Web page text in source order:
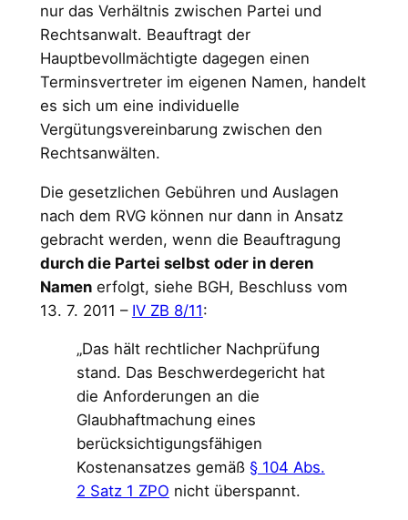
nur das Verhältnis zwischen Partei und
Rechtsanwalt. Beauftragt der
Hauptbevollmächtigte dagegen einen
Terminsvertreter im eigenen Namen, handelt
es sich um eine individuelle
Vergütungsvereinbarung zwischen den
Rechtsanwälten.
Die gesetzlichen Gebühren und Auslagen
nach dem RVG können nur dann in Ansatz
gebracht werden, wenn die Beauftragung
durch die Partei selbst oder in deren
Namenerfolgt, siehe BGH, Beschluss vom
13. 7. 2011 – IV ZB 8/11:
„Das hält rechtlicher Nachprüfung
stand. Das Beschwerdegericht hat
die Anforderungen an die
Glaubhaftmachung eines
berücksichtigungsfähigen
Kostenansatzes gemäß § 104 Abs.
2 Satz 1 ZPO nicht überspannt.